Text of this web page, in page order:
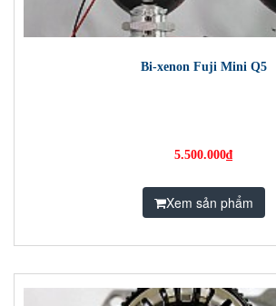
Bi-xenon Fuji Mini Q5
5.500.000₫
Xem sản phẩm